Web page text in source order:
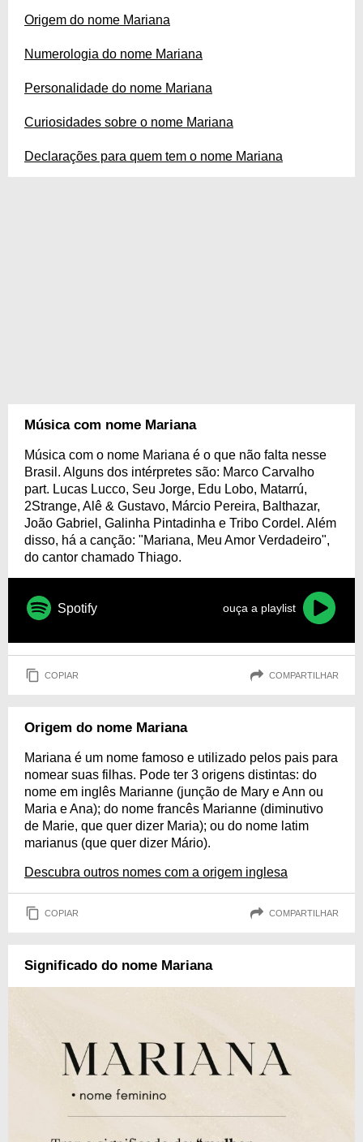
Origem do nome Mariana
Numerologia do nome Mariana
Personalidade do nome Mariana
Curiosidades sobre o nome Mariana
Declarações para quem tem o nome Mariana
Música com nome Mariana
Música com o nome Mariana é o que não falta nesse
Brasil. Alguns dos intérpretes são: Marco Carvalho
part. Lucas Lucco, Seu Jorge, Edu Lobo, Matarrú,
2Strange, Alê & Gustavo, Márcio Pereira, Balthazar,
João Gabriel, Galinha Pintadinha e Tribo Cordel. Além
disso, há a canção: "Mariana, Meu Amor Verdadeiro",
do cantor chamado Thiago.
Spotify ouça a playlist
COPIAR COMPARTILHAR
Origem do nome Mariana
Mariana é um nome famoso e utilizado pelos pais para
nomear suas filhas. Pode ter 3 origens distintas: do
nome em inglês Marianne (junção de Mary e Ann ou
Maria e Ana); do nome francês Marianne (diminutivo
de Marie, que quer dizer Maria); ou do nome latim
marianus (que quer dizer Mário).
Descubra outros nomes com a origem inglesa
COPIAR COMPARTILHAR
Significado do nome Mariana